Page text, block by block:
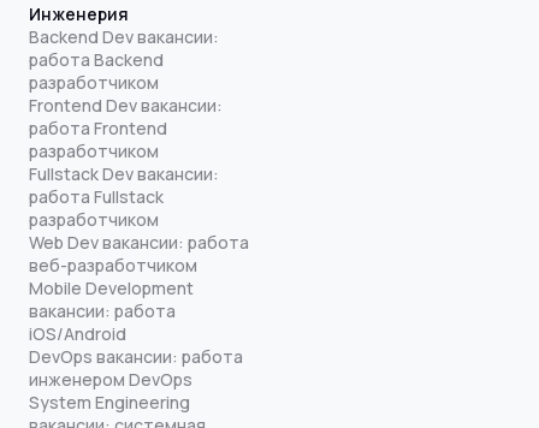
Инженерия
Backend Dev вакансии:
работа Backend
разработчиком
Frontend Dev вакансии:
работа Frontend
разработчиком
Fullstack Dev вакансии:
работа Fullstack
разработчиком
Web Dev вакансии: работа
веб-разработчиком
Mobile Development
вакансии: работа
iOS/Android
DevOps вакансии: работа
инженером DevOps
System Engineering